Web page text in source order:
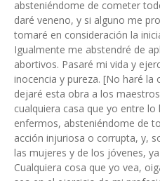
absteniéndome de cometer
daré veneno, y si alguno me
tomaré en consideración la
Igualmente me abstendré de
abortivos. Pasaré mi vida y
inocencia y pureza. [No haré la
dejaré esta obra a los
cualquiera casa que yo entre
enfermos, absteniéndome de
acción injuriosa o corrupta, y,
las mujeres y de los jóvenes,
Cualquiera cosa que yo vea,